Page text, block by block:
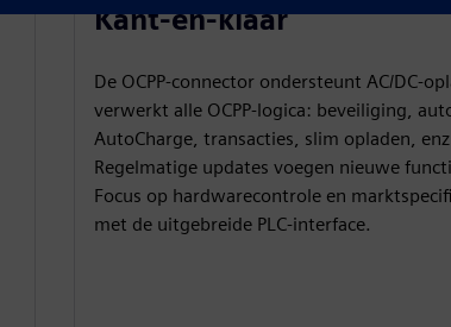
Kant-en-klaar
De OCPP-connector ondersteunt AC/DC-
verwerkt alle OCPP-logica: beveiliging,
AutoCharge, transacties, slim opladen,
Regelmatige updates voegen nieuwe
Focus op hardwarecontrole en
met de uitgebreide PLC-interface.